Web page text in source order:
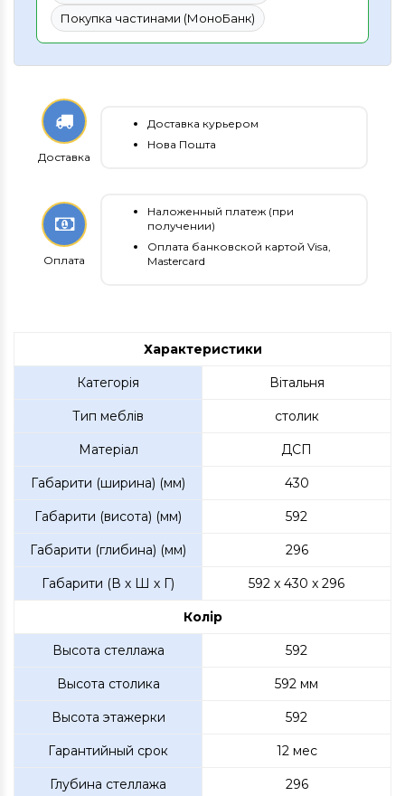
Покупка частинами (МоноБанк)
Доставка
Доставка курьером
Нова Пошта
Оплата
Наложенный платеж (при
получении)
Оплата банковской картой Visa,
Mastercard
Характеристики
Категорія Вітальня
Тип меблів столик
Матеріал ДСП
Габарити (ширина) (мм) 430
Габарити (висота) (мм) 592
Габарити (глибина) (мм) 296
Габарити (В х Ш х Г) 592 x 430 x 296
Колір
Высота стеллажа 592
Высота столика 592 мм
Высота этажерки 592
Гарантийный срок 12 мес
Глубина стеллажа 296